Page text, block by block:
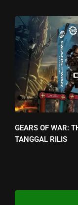
GEARS OF WAR:
TANGGAL RILIS